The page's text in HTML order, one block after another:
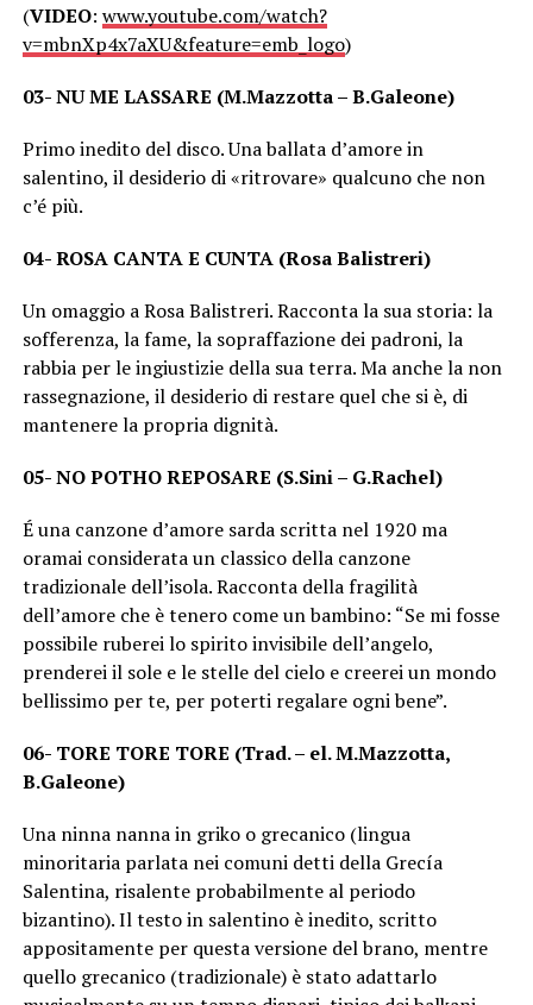
(VIDEO: www.youtube.com/watch?
v=mbnXp4x7aXU&feature=emb_logo)
03- NU ME LASSARE (M.Mazzotta – B.Galeone)
Primo inedito del disco. Una ballata d’amore in
salentino, il desiderio di «ritrovare» qualcuno che non
c’é più.
04- ROSA CANTA E CUNTA (Rosa Balistreri)
Un omaggio a Rosa Balistreri. Racconta la sua storia: la
sofferenza, la fame, la sopraffazione dei padroni, la
rabbia per le ingiustizie della sua terra. Ma anche la non
rassegnazione, il desiderio di restare quel che si è, di
mantenere la propria dignità.
05- NO POTHO REPOSARE (S.Sini – G.Rachel)
É una canzone d’amore sarda scritta nel 1920 ma
oramai considerata un classico della canzone
tradizionale dell’isola. Racconta della fragilità
dell’amore che è tenero come un bambino: “Se mi fosse
possibile ruberei lo spirito invisibile dell’angelo,
prenderei il sole e le stelle del cielo e creerei un mondo
bellissimo per te, per poterti regalare ogni bene”.
06- TORE TORE TORE (Trad. – el. M.Mazzotta,
B.Galeone)
Una ninna nanna in griko o grecanico (lingua
minoritaria parlata nei comuni detti della Grecía
Salentina, risalente probabilmente al periodo
bizantino). Il testo in salentino è inedito, scritto
appositamente per questa versione del brano, mentre
quello grecanico (tradizionale) è stato adattarlo